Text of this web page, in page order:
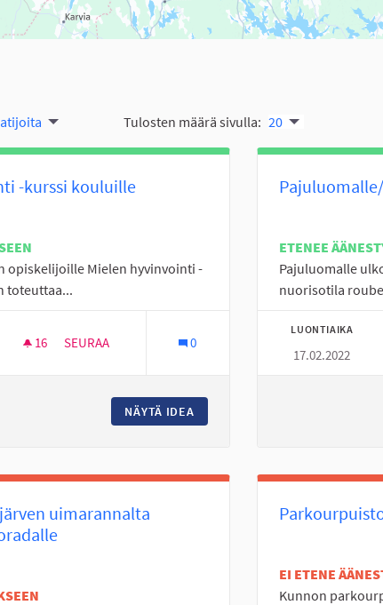
Tulosten määrä sivulla: 20
-kurssi kouluille
opiskelijoille Mielen hyvinvointi -
toteuttaa...
16 16 SEURAAJAA
SEURAA
MIELEN HYVINVOINTI -KURSSI KOULUILLE
0
NÄYTÄ IDEA
ETENEE
Pajuluomalle
nuorisotila
LUONTIAIKA
17.02.2022
uimarannalta
EI ETENE
Kunnon